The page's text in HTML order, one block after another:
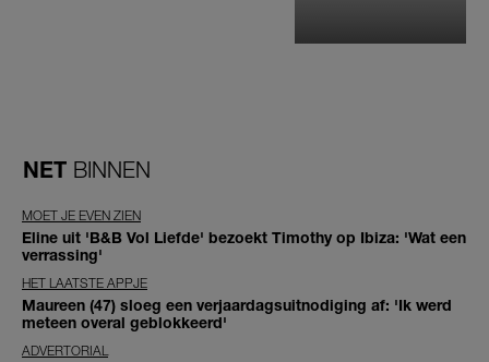
NET BINNEN
MOET JE EVEN ZIEN
Eline uit 'B&B Vol Liefde' bezoekt Timothy op Ibiza: 'Wat een
verrassing'
HET LAATSTE APPJE
Maureen (47) sloeg een verjaardagsuitnodiging af: 'Ik werd
meteen overal geblokkeerd'
ADVERTORIAL